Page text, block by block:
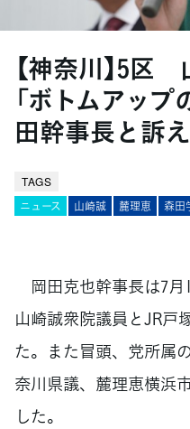
【神奈川】5区
「ボトムアップ
田幹事長と訴え
TAGS
ニュース 山崎誠 麓理恵 森田
岡田克也幹事長は7月
山崎誠衆院議員とJR戸
た。また冒頭、党所属
奈川県議、麓理恵横浜
した。